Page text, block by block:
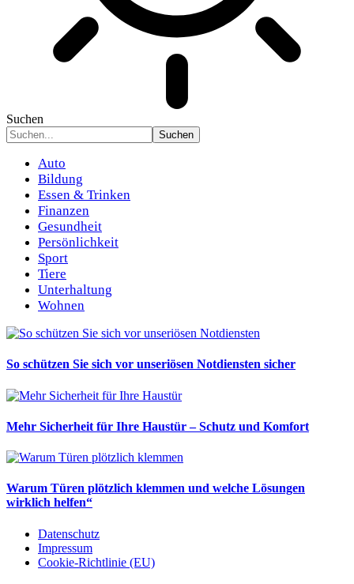
Suchen
Auto
Bildung
Essen & Trinken
Finanzen
Gesundheit
Persönlichkeit
Sport
Tiere
Unterhaltung
Wohnen
So schützen Sie sich vor unseriösen Notdiensten sicher
Mehr Sicherheit für Ihre Haustür – Schutz und Komfort
Warum Türen plötzlich klemmen und welche Lösungen
wirklich helfen“
Datenschutz
Impressum
Cookie-Richtlinie (EU)